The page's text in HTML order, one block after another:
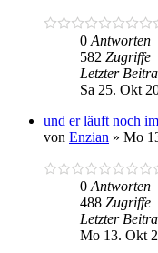
0 Antworten
582 Zugriffe
Letzter
Sa 25. Okt
und er läuft noch
von Enzian » Mo
0 Antworten
488 Zugriffe
Letzter
Mo 13. Okt